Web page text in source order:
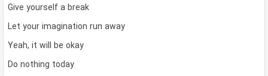
Give yourself a break
Let your imagination run away
Yeah, it will be okay
Do nothing today